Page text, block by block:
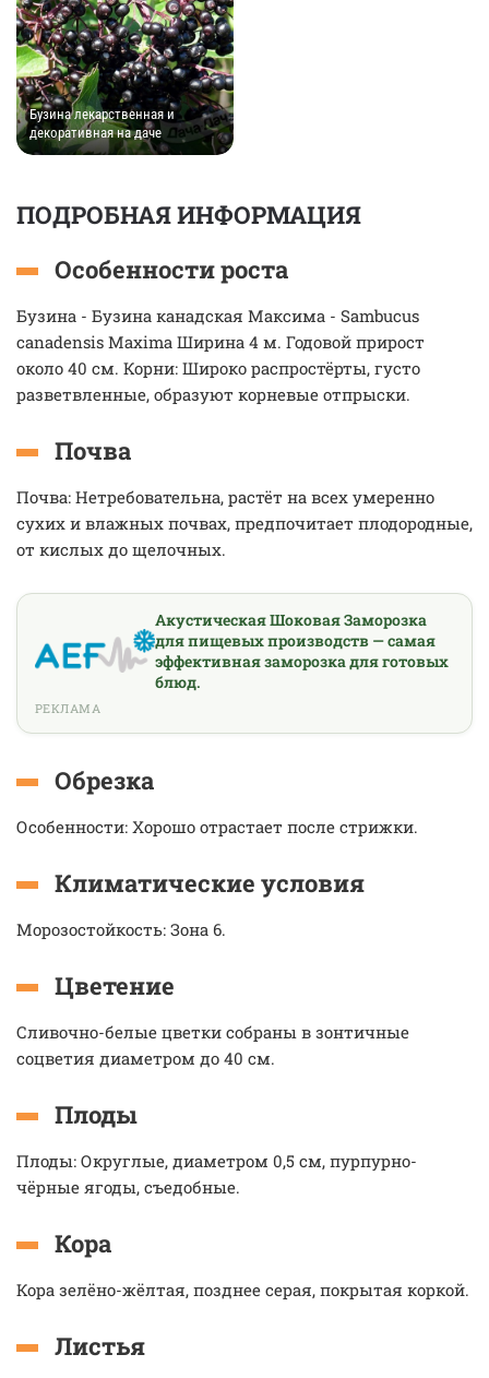
Бузина лекарственная и
декоративная на даче
ПОДРОБНАЯ ИНФОРМАЦИЯ
Особенности роста
Бузина - Бузина канадская Максима - Sambucus
canadensis Maxima Ширина 4 м. Годовой прирост
около 40 см. Корни: Широко распростёрты, густо
разветвленные, образуют корневые отпрыски.
Почва
Почва: Нетребовательна, растёт на всех умеренно
сухих и влажных почвах, предпочитает плодородные,
от кислых до щелочных.
Акустическая Шоковая Заморозка
для пищевых производств — самая
эффективная заморозка для готовых
блюд.
РЕКЛАМА
Обрезка
Особенности: Хорошо отрастает после стрижки.
Климатические условия
Морозостойкость: Зона 6.
Цветение
Сливочно-белые цветки собраны в зонтичные
соцветия диаметром до 40 см.
Плоды
Плоды: Округлые, диаметром 0,5 см, пурпурно-
чёрные ягоды, съедобные.
Кора
Кора зелёно-жёлтая, позднее серая, покрытая коркой.
Листья